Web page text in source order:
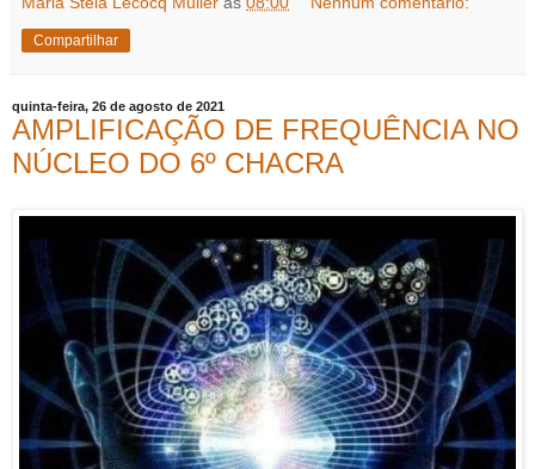
Compartilhar
quinta-feira, 26 de agosto de 2021
AMPLIFICAÇÃO DE FREQUÊNCIA NO
NÚCLEO DO 6º CHACRA